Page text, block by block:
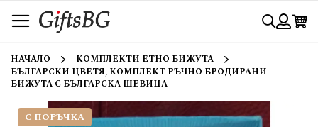
към
съдържанието
Търси
НАЧАЛО
КОМПЛЕКТИ ЕТНО БИЖУТА
БЪЛГАРСКИ ЦВЕТЯ, КОМПЛЕКТ РЪЧНО БРОДИРАНИ
БИЖУТА С БЪЛГАРСКА ШЕВИЦА
С ПОРЪЧКА